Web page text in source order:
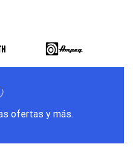
ofertas y más.